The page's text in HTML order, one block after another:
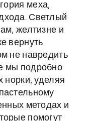
меха,
Светлый
желтизне и
вернуть
не навредить
мы подробно
норки, уделяя
методах и
помогут